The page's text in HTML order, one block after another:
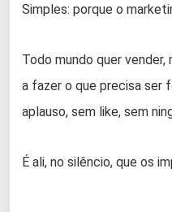
Simples: porque o
Todo mundo quer
a fazer o que precisa ser
aplauso, sem like, sem
É ali, no silêncio, que os